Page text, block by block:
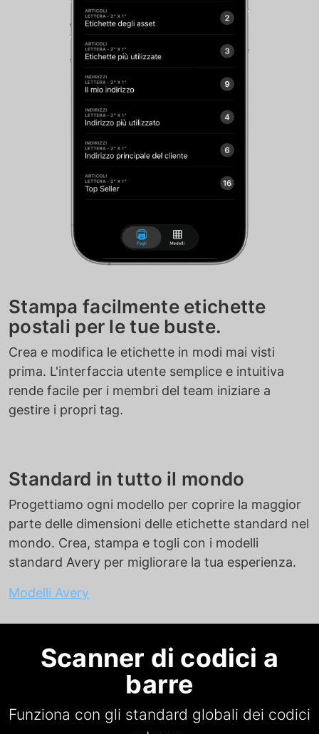
Stampa facilmente etichette
postali per le tue buste.
Crea e modifica le etichette in modi mai visti
prima. L'interfaccia utente semplice e intuitiva
rende facile per i membri del team iniziare a
gestire i propri tag.
Standard in tutto il mondo
Progettiamo ogni modello per coprire la maggior
parte delle dimensioni delle etichette standard nel
mondo. Crea, stampa e togli con i modelli
standard Avery per migliorare la tua esperienza.
Modelli Avery
Scanner di codici a
barre
Funziona con gli standard globali dei codici